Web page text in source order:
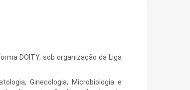
DOITY, sob organização da Liga
Ginecologia, Microbiologia e